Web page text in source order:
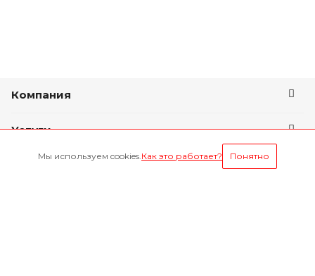
Компания
Услуги
Условия оплаты
Мы используем cookies.Как это работает? Понятно